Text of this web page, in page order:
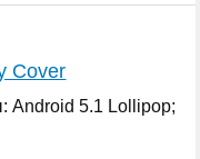
Cover
Android 5.1 Lollipop;